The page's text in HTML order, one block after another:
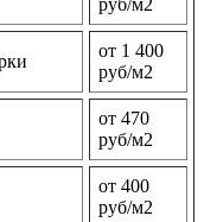
руб/м2
от 1 400
руб/м2
от 470
руб/м2
от 400
руб/м2